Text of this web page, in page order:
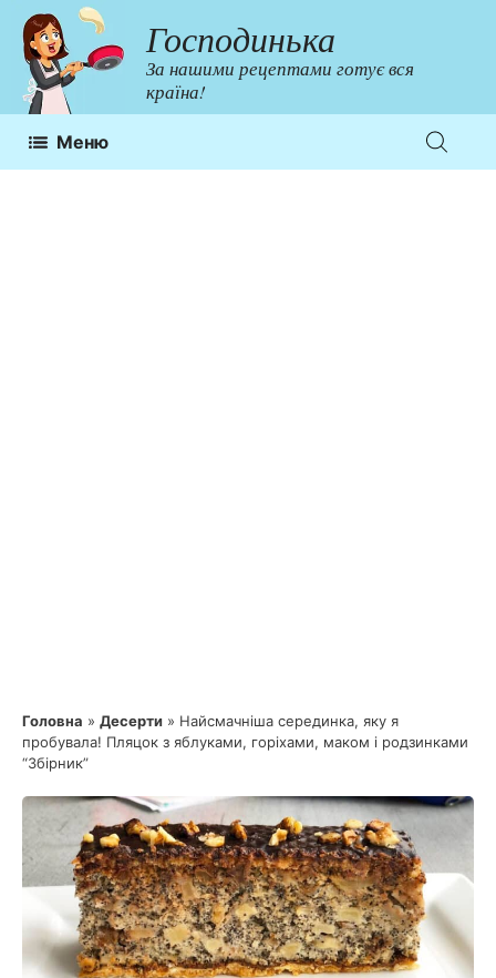
Перейти
до
контенту
Господинька
За нашими рецептами готує вся
країна!
Меню
Головна » Десерти » Найсмачніша серединка, яку я
пробувала! Пляцок з яблуками, горіхами, маком і родзинками
“Збірник”